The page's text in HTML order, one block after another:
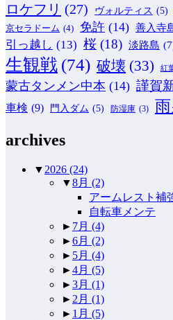
ロケフリ (27) ヴォルティス (5)
京セラドーム (4) 免許 (14) 善入寺
引っ越し (13) 桜 (18) 淡路島
生観戦 (74) 破壊 (33) 紅
蒙古タンメン中本 (14) 謹賀
車検 (9) 門入ダム (5) 防湿庫 (3)
archives
▼ 2026 (24)
▼8月 (2)
アームレスト補
自転車メンテ
► 7月 (4)
►6月 (2)
► 5月 (4)
►4月 (5)
►3月 (1)
► 2月 (1)
► 1月 (5)